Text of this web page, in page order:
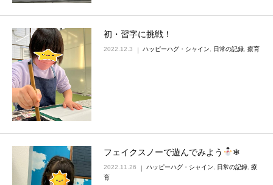
初・習字に挑戦！
2022.12.3 ハッピーハグ・シャイン 日常の記録 療育
フェイクスノーで遊んでみよう ❄
2022.11.26 ハッピーハグ・シャイン 日常の記録 療
育